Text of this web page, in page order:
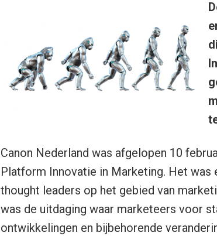
Canon Nederland was afgelopen 10
Platform Innovatie in Marketing. Het
thought leaders op het gebied van
was de uitdaging waar marketeers voor
ontwikkelingen en bijbehorende